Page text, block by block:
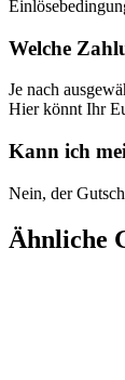
Welche
Je nach
Hier könnt Ihr
Kann ich
Nein, der
Ähnliche